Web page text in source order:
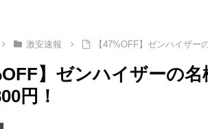
激安速報 【47%OFF】ゼンハイザ
】ゼンハイザーの
円！